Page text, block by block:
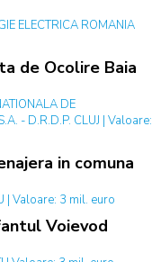
ELECTRICA ROMANIA
de Ocolire Baia
DE
- D.R.D.P. CLUJ | Valoare:
in comuna
| Valoare: 3 mil. euro
Voievod